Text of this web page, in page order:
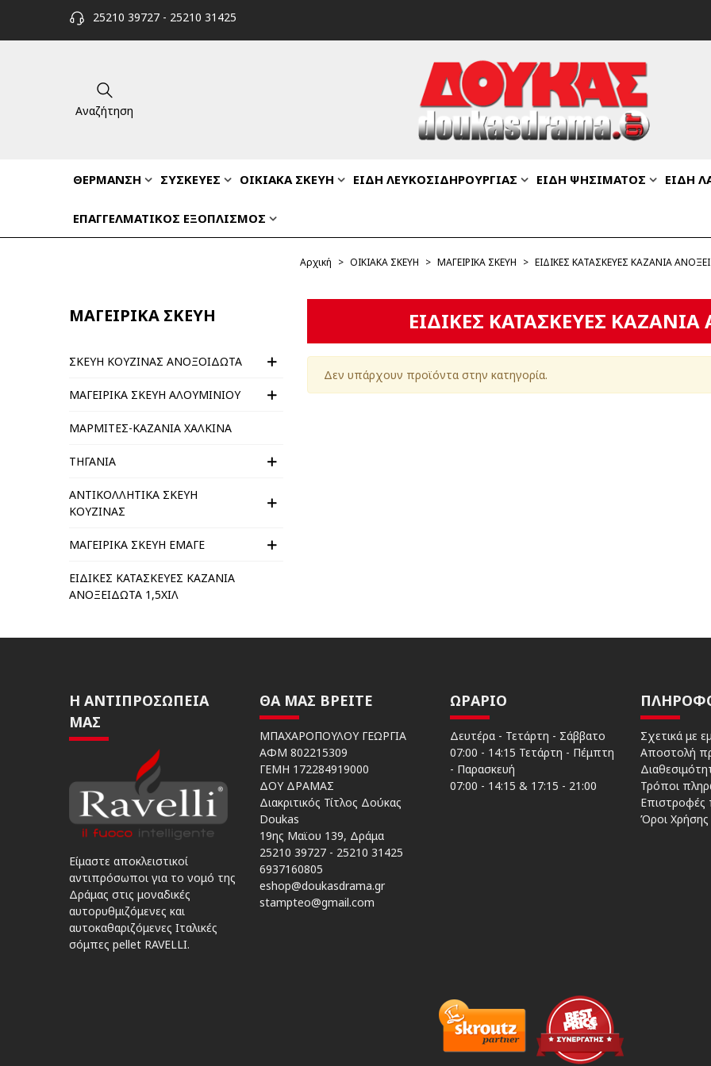
25210 39727 - 25210 31425
Αναζήτηση
ΘΕΡΜΑΝΣΗ ΣΥΣΚΕΥΕΣ ΟΙΚΙΑΚΑ ΣΚΕΥΗ ΕΙΔΗ ΛΕΥΚΟΣΙΔΗΡΟΥΡΓΙΑΣ ΕΙΔΗ ΨΗΣΙΜΑΤΟΣ ΕΙΔΗ
ΕΠΑΓΓΕΛΜΑΤΙΚΟΣ ΕΞΟΠΛΙΣΜΟΣ
Αρχική > ΟΙΚΙΑΚΑ ΣΚΕΥΗ > ΜΑΓΕΙΡΙΚΑ ΣΚΕΥΗ > ΕΙΔΙΚΕΣ ΚΑΤΑΣΚΕΥΕΣ ΚΑΖΑΝΙΑ
ΜΑΓΕΙΡΙΚΑ ΣΚΕΥΗ
ΣΚΕΥΗ ΚΟΥΖΙΝΑΣ ΑΝΟΞΟΙΔΩΤΑ
ΜΑΓΕΙΡΙΚΑ ΣΚΕΥΗ ΑΛΟΥΜΙΝΙΟΥ
ΜΑΡΜΙΤΕΣ-ΚΑΖΑΝΙΑ ΧΑΛΚΙΝΑ
ΤΗΓΑΝΙΑ
ΑΝΤΙΚΟΛΛΗΤΙΚΑ ΣΚΕΥΗ
ΚΟΥΖΙΝΑΣ
ΜΑΓΕΙΡΙΚΑ ΣΚΕΥΗ ΕΜΑΓΕ
ΕΙΔΙΚΕΣ ΚΑΤΑΣΚΕΥΕΣ ΚΑΖΑΝΙΑ
ΑΝΟΞΕΙΔΩΤΑ 1,5ΧΙΛ
ΕΙΔΙΚΕΣ ΚΑΤΑΣΚΕΥΕΣ
Δεν υπάρχουν προϊόντα στην κατηγορία.
Η ΑΝΤΙΠΡΟΣΩΠΕΙΑ
ΜΑΣ
Είμαστε αποκλειστικοί
αντιπρόσωποι για το νομό της
Δράμας στις μοναδικές
αυτορυθμιζόμενες και
αυτοκαθαριζόμενες Ιταλικές
σόμπες pellet RAVELLI.
ΘΑ ΜΑΣ ΒΡΕΙΤΕ
ΜΠΑΧΑΡΟΠΟΥΛΟΥ ΓΕΩΡΓΙΑ
ΑΦΜ 802215309
ΓΕΜΗ 172284919000
ΔΟΥ ΔΡΑΜΑΣ
Διακριτικός Τίτλος Δούκας
Doukas
19ης Μαϊου 139, Δράμα
25210 39727 - 25210 31425
6937160805
eshop@doukasdrama.gr
stampteo@gmail.com
ΩΡΑΡΙΟ
Δευτέρα - Τετάρτη - Σάββατο
07:00 - 14:15 Τετάρτη - Πέμπτη
- Παρασκευή
07:00 - 14:15 & 17:15 - 21:00
Σχετικά με
Αποστολή
Τρόποι
Επιστροφές
Όροι Χρήσης